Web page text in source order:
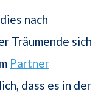
nach
Träumende sich
Partner
dass es in der